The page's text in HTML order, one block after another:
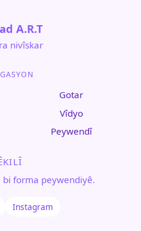
A.R.T
nivîskar
Gotar
Vîdyo
Peywendî
forma peywendiyê.
Instagram